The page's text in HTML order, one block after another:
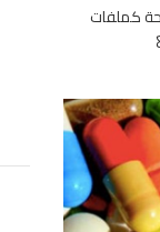
كملفات